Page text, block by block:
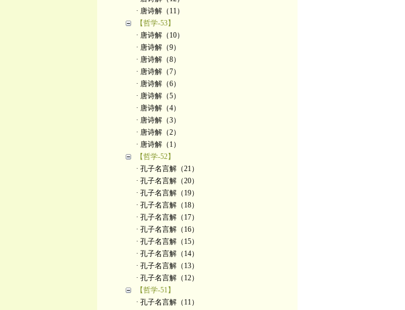
· 唐诗解（11）
【哲学-53】
· 唐诗解（10）
· 唐诗解（9）
· 唐诗解（8）
· 唐诗解（7）
· 唐诗解（6）
· 唐诗解（5）
· 唐诗解（4）
· 唐诗解（3）
· 唐诗解（2）
· 唐诗解（1）
【哲学-52】
· 孔子名言解（21）
· 孔子名言解（20）
· 孔子名言解（19）
· 孔子名言解（18）
· 孔子名言解（17）
· 孔子名言解（16）
· 孔子名言解（15）
· 孔子名言解（14）
· 孔子名言解（13）
· 孔子名言解（12）
【哲学-51】
· 孔子名言解（11）